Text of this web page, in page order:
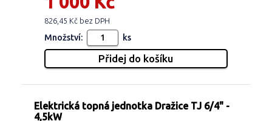
826,45 Kč bez DPH
Množství: ks
Elektrická topná jednotka Dražice TJ 6/4" -
4,5kW